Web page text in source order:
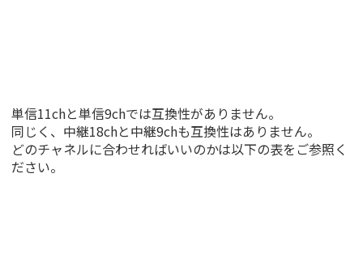
単信11chと単信9chでは互換性がありません。
同じく、中継18chと中継9chも互換性はありません。
どのチャネルに合わせればいいのかは以下の表をご参照く
ださい。